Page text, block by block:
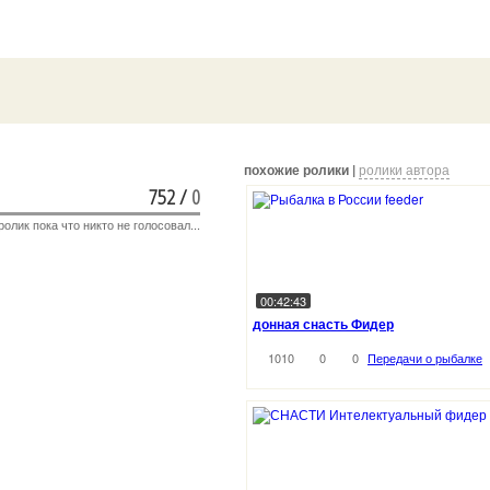
752/0
пока что никто не голосовал...
похожие ролики | ролики автора
00:42:43
донная снасть Фидер
1010 0 0 Передачи о рыбалке